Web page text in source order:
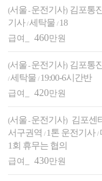
(서울-운전기사) 김포통
기사/세탁물/ 18
급여_460만원
(서울-운전기사) 김포통
/세탁물/ 19:00-6시간반
급여_420만원
(서울-운전기사) 김포센
서구권역/ 1톤 운전기사/
1회 휴무는 협의
급여_430만원